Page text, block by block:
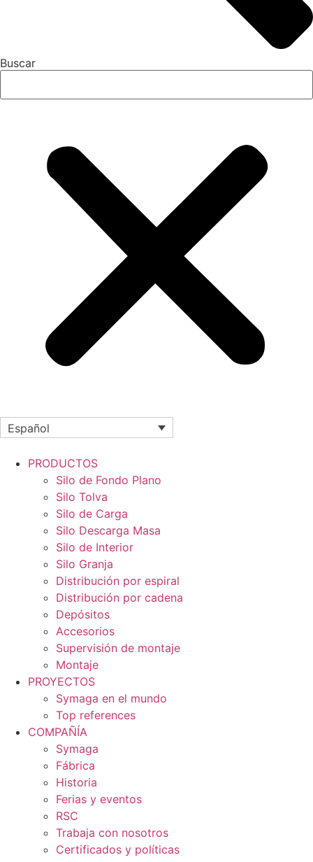
Buscar
Español
PRODUCTOS
Silo de Fondo Plano
Silo Tolva
Silo de Carga
Silo Descarga Masa
Silo de Interior
Silo Granja
Distribución por espiral
Distribución por cadena
Depósitos
Accesorios
Supervisión de montaje
Montaje
PROYECTOS
Symaga en el mundo
Top references
COMPAÑÍA
Symaga
Fábrica
Historia
Ferias y eventos
RSC
Trabaja con nosotros
Certificados y políticas